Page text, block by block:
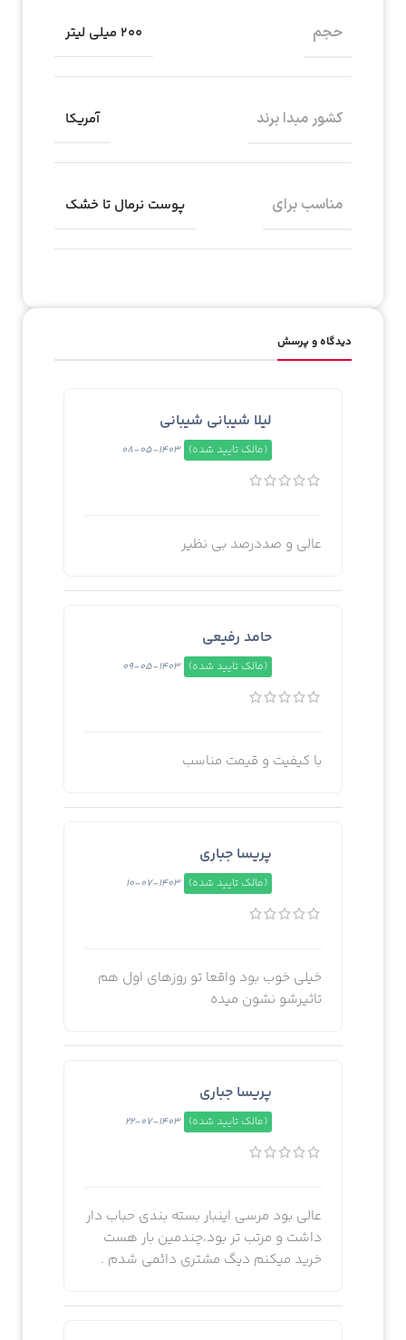
حجم ۲۰۰ میلی لیتر
کشور مبدا برند آمریکا
مناسب برای پوست نرمال تا خشک
دیدگاه و پرسش
لیلا شیبانی شیبانی
(مالک تایید شده) 1403-05-08
عالی و صددرصد بی نظیر
حامد رفیعی
(مالک تایید شده) 1403-05-09
با کیفیت و قیمت مناسب
پریسا جباری
(مالک تایید شده) 1403-07-10
خیلی خوب بود واقعا تو روزهای اول هم
تاثیرشو نشون میده
پریسا جباری
(مالک تایید شده) 1403-07-22
عالی بود مرسی اینبار بسته بندی حباب دار
داشت و مرتب تر بود،چندمین بار هست
خرید میکنم دیگ مشتری دائمی شدم .